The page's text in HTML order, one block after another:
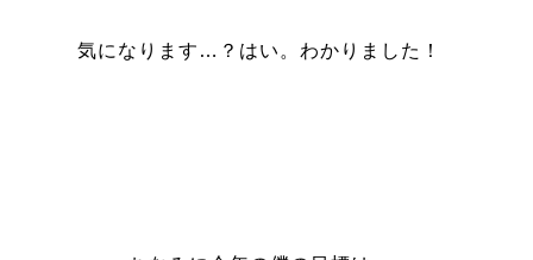
気になります…？はい。わかりました！